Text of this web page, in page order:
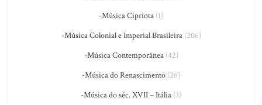
-Música Cipriota (1)
-Música Colonial e Imperial Brasileira(206)
-Música Contemporânea(42)
-Música do Renascimento (26)
-Música do séc. XVII – Itália (3)